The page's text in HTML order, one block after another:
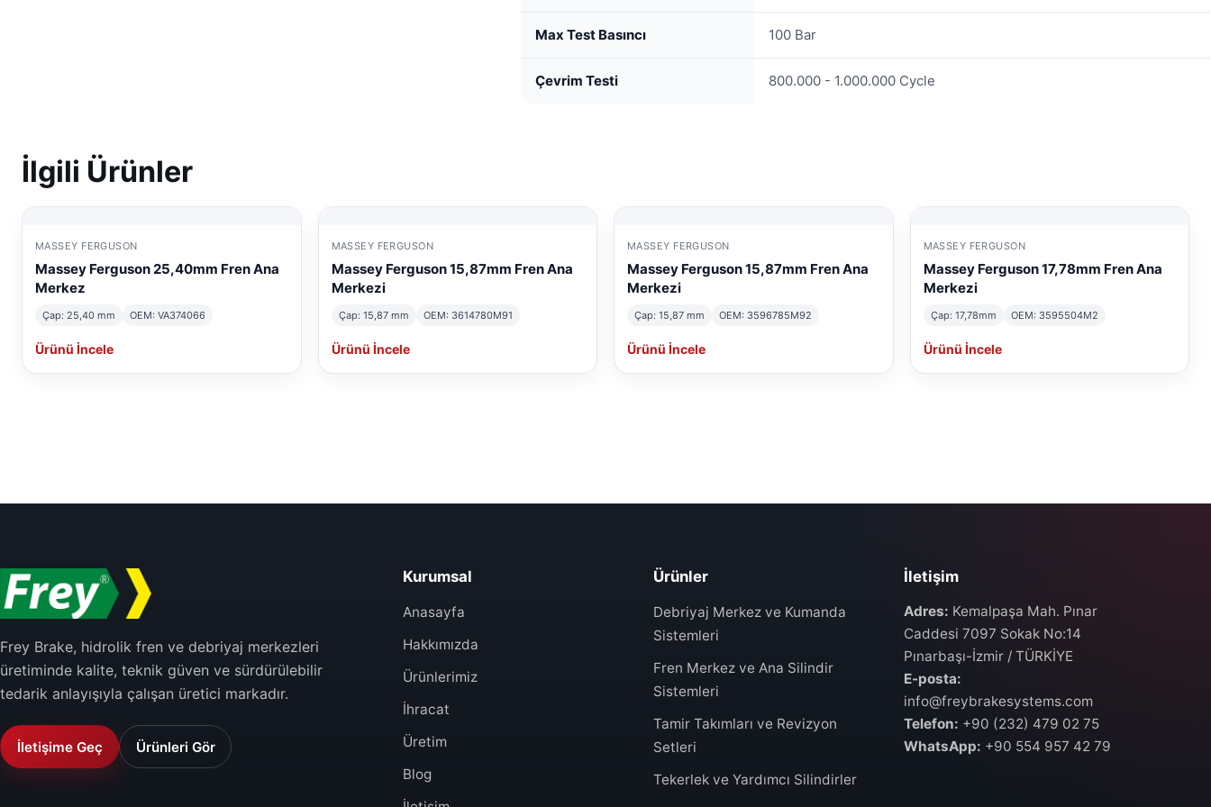
Max Test Basıncı 100 Bar
Çevrim Testi 800.000 - 1.000.000 Cycle
İlgili Ürünler
MASSEY FERGUSON
Massey Ferguson 25,40mm Fren Ana
Merkez
Çap: 25,40 mm OEM: VA374066
Ürünü İncele
MASSEY FERGUSON
Massey Ferguson 15,87mm Fren Ana
Merkezi
Çap: 15,87 mm OEM: 3614780M91
Ürünü İncele
MASSEY FERGUSON
Massey Ferguson 15,87mm Fren Ana
Merkezi
Çap: 15,87 mm OEM: 3596785M92
Ürünü İncele
MASSEY FERGUSON
Massey Ferguson 17,78mm Fren Ana
Merkezi
Çap: 17,78mm OEM: 3595504M2
Ürünü İncele
Frey Brake, hidrolik fren ve debriyaj merkezleri
üretiminde kalite, teknik güven ve sürdürülebilir
tedarik anlayışıyla çalışan üretici markadır.
İletişime Geç Ürünleri Gör
Kurumsal
Anasayfa
Hakkımızda
Ürünlerimiz
İhracat
Üretim
Blog
Ürünler
Debriyaj Merkez ve Kumanda
Sistemleri
Fren Merkez ve Ana Silindir
Sistemleri
Tamir Takımları ve Revizyon
Setleri
Tekerlek ve Yardımcı Silindirler
İletişim
Adres: Kemalpaşa Mah. Pınar
Caddesi 7097 Sokak No:14
Pınarbaşı-İzmir / TÜRKİYE
E-posta:
info@freybrakesystems.com
Telefon: +90 (232) 479 02 75
WhatsApp: +90 554 957 42 79